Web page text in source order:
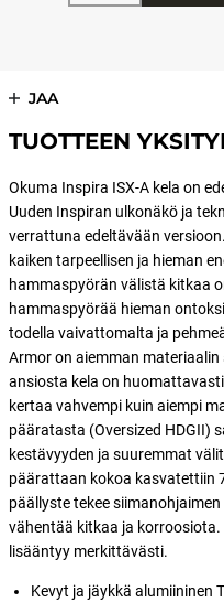
JAA
TUOTTEEN
Okuma Inspira ISX-A kela on
Uuden Inspiran ulkonäkö ja
verrattuna edeltävään
kaiken tarpeellisen ja hieman
hammaspyörän välistä kitkaa
hammaspyörää hieman
todella vaivattomalta ja
Armor on aiemman
ansiosta kela on
kertaa vahvempi kuin aiempi
pääratasta (Oversized HDGII)
kestävyyden ja suuremmat
päärattaan kokoa kasvatettiin
päällyste tekee
vähentää kitkaa ja
lisääntyy merkittävästi.
Kevyt ja jäykkä alumiininen